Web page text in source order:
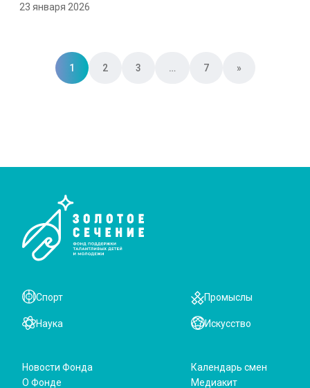
23 января 2026
Posts navigation
1 2 3 … 7 »
Наука
Спорт
Искусство
Промыслы
Новости Фонда
О Фонде
Календарь смен
Медиакит